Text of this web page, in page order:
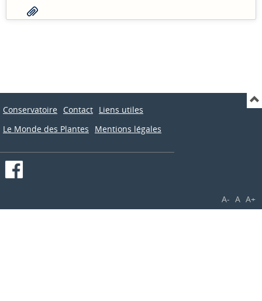
Conservatoire Contact Liens utiles
Le Monde des Plantes
Mentions légales
A- A A+